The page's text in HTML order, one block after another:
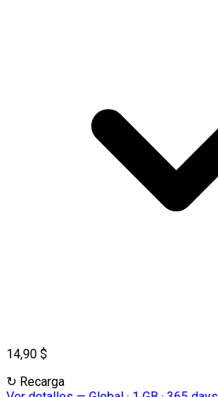
14,90 $
↻ Recarga